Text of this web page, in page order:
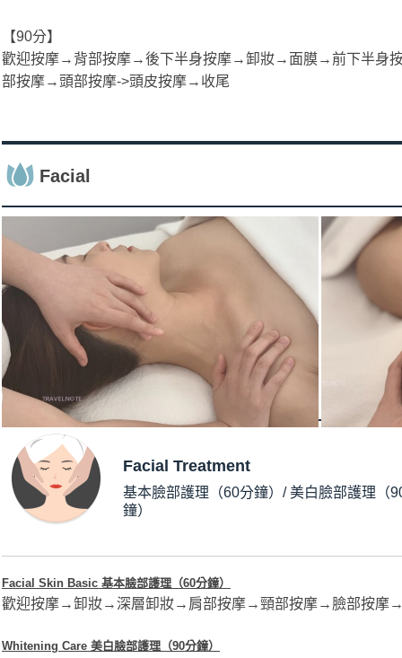
【90分】
歡迎按摩→背部按摩→後下半身按摩→卸妝→面膜→前下半身
部按摩→頭部按摩->頭皮按摩→收尾
Facial
Facial Treatment
基本臉部護理（60分鐘）/ 美白臉部護理（
鐘）
Facial Skin Basic 基本臉部護理（60分鐘）
歡迎按摩→卸妝→深層卸妝→肩部按摩→頸部按摩→臉部按摩
Whitening Care​ 美白臉部護理（90分鐘）